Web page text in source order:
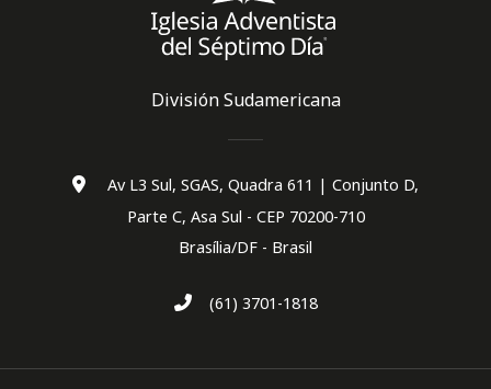
División Sudamericana
Av L3 Sul, SGAS, Quadra 611 | Conjunto D,
Parte C, Asa Sul - CEP 70200-710
Brasília/DF - Brasil
(61) 3701-1818